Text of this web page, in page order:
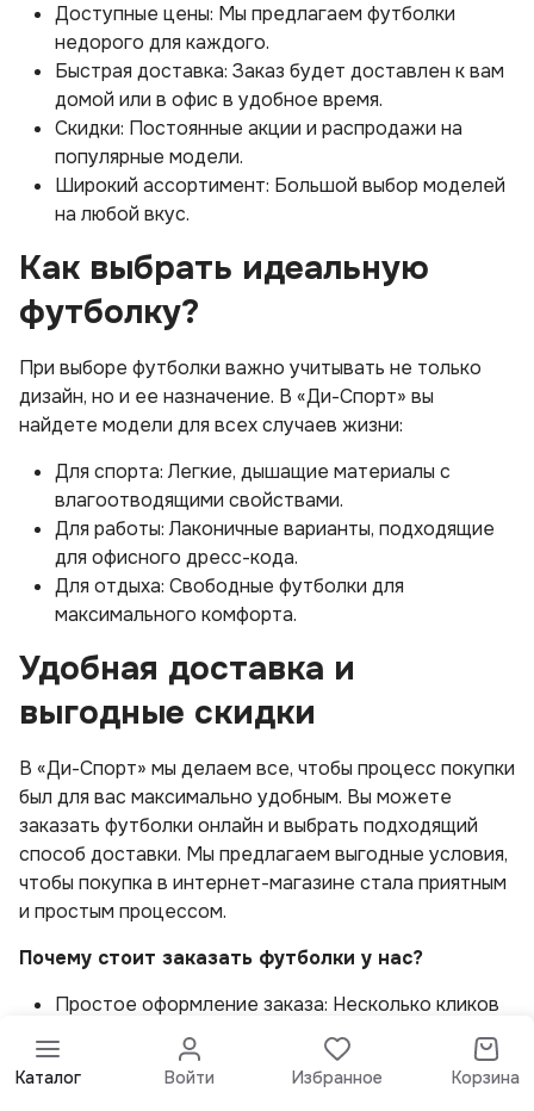
Доступные цены: Мы предлагаем футболки
недорого для каждого.
Быстрая доставка: Заказ будет доставлен к вам
домой или в офис в удобное время.
Скидки: Постоянные акции и распродажи на
популярные модели.
Широкий ассортимент: Большой выбор моделей
на любой вкус.
Как выбрать идеальную
футболку?
При выборе футболки важно учитывать не только
дизайн, но и ее назначение. В «Ди-Спорт» вы
найдете модели для всех случаев жизни:
Для спорта: Легкие, дышащие материалы с
влагоотводящими свойствами.
Для работы: Лаконичные варианты, подходящие
для офисного дресс-кода.
Для отдыха: Свободные футболки для
максимального комфорта.
Удобная доставка и
выгодные скидки
В «Ди-Спорт» мы делаем все, чтобы процесс покупки
был для вас максимально удобным. Вы можете
заказать футболки онлайн и выбрать подходящий
способ доставки. Мы предлагаем выгодные условия,
чтобы покупка в интернет-магазине стала приятным
и простым процессом.
Почему стоит заказать футболки у нас?
Простое оформление заказа: Несколько кликов
— и товар в корзине.
Гибкие условия доставки: Мы быстро доставим
ваш заказ по Ташкенту.
Каталог Войти Избранное Корзина